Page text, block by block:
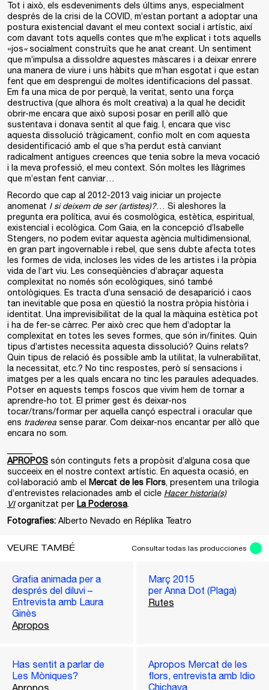
Tot i això, els esdeveniments dels últims anys, especialment
després de la crisi de la COVID, m’estan portant a adoptar una
postura existencial davant el meu context social i artístic, així
com davant tots aquells contes que m’he explicat i tots aquells
«jos«socialment construïts que he anat creant. Un sentiment
que m’impulsa a dissoldre aquestes màscares i a deixar enrere
una manera de viure i uns hàbits que m’han esgotat i que estan
fent que em desprengui de moltes identificacions del passat.
Em fa una mica de por perquè, la veritat, sento una força
destructiva (que alhora és molt creativa) a la qual he decidit
obrir-me encara que això suposi posar en perill allò que
sustentava i donava sentit al que faig. I, encara que visc
aquesta dissolució tràgicament, confio molt en com aquesta
desidentificació amb el que s’ha perdut està canviant
radicalment antigues creences que tenia sobre la meva vocació
i la meva professió, el meu context. Són moltes les llàgrimes
que m’estan fent canviar…
Recordo que cap al 2012-2013 vaig iniciar un projecte
anomenat I si deixem de ser (artistes)?… Si aleshores la
pregunta era política, avui és cosmològica, estètica, espiritual,
existencial i ecològica. Com Gaia, en la concepció d’Isabelle
Stengers, no podem evitar aquesta agència multidimensional,
en gran part ingovernable i rebel, que sens dubte afecta totes
les formes de vida, incloses les vides de les artistes i la pròpia
vida de l’art viu. Les conseqüències d’abraçar aquesta
complexitat no només són ecològiques, sinó també
ontològiques. Es tracta d’una sensació de desaparició i caos
tan inevitable que posa en qüestió la nostra pròpia història i
identitat. Una imprevisibilitat de la qual la màquina estètica pot
i ha de fer-se càrrec. Per això crec que hem d’adoptar la
complexitat en totes les seves formes, que són in/finites. Quin
tipus d’artistes necessita aquesta dissolució? Quins relats?
Quin tipus de relació és possible amb la utilitat, la vulnerabilitat,
la necessitat, etc.? No tinc respostes, però sí sensacions i
imatges per a les quals encara no tinc les paraules adequades.
Potser en aquests temps foscos que vivim hem de tornar a
aprendre-ho tot. El primer gest és deixar-nos
tocar/trans/formar per aquella cançó espectral i oracular que
ens traderea sense parar. Com deixar-nos encantar per allò que
encara no som.
APROPOS són continguts fets a propòsit d’alguna cosa que
succeeix en el nostre context artístic. En aquesta ocasió, en
col·laboració amb el Mercat de les Flors, presentem una trilogia
d’entrevistes relacionades amb el cicle Hacer historia(s)
VI organitzat per La Poderosa.
Fotografies: Alberto Nevado en Réplika Teatro
VEURE TAMBÉ Consultar todas las producciones
Grafia animada per a
després del diluvi –
Entrevista amb Laura
Ginès
Apropos
Març 2015
per Anna Dot (Plaga)
Rutes
Has sentit a parlar de
Les Mòniques?
Apropos
Apropos Mercat de les
flors, entrevista amb Idio
Chichava